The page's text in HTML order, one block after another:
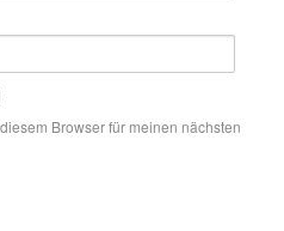
Browser für meinen nächsten